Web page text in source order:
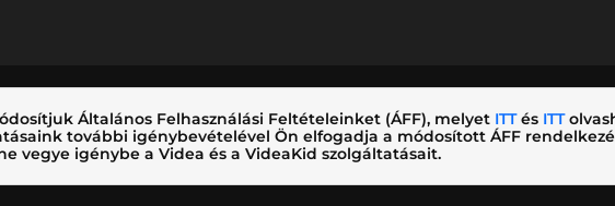
Általános Felhasználási Feltételeinket (ÁFF), melyet ITTés ITT
további igénybevételével Ön elfogadja a módosított ÁFF
vegye igénybe a Videa és a VideaKid szolgáltatásait.